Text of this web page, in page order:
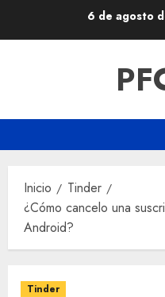
6 de agosto
Inicio
Tinder
¿Cómo cancelo una
Android?
Tinder